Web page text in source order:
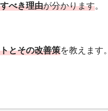
べき理由が分かります。
とその改善策を教えます。